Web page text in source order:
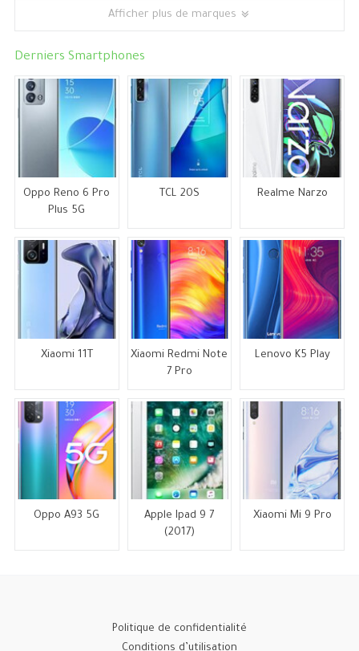
Afficher plus de marques
Derniers Smartphones
Oppo Reno 6 Pro
Plus 5G
TCL 20S Realme Narzo
Xiaomi 11T
Xiaomi Redmi Note
7 Pro
Lenovo K5 Play
Oppo A93 5G
Apple Ipad 9 7
(2017)
Xiaomi Mi 9 Pro
Politique de confidentialité